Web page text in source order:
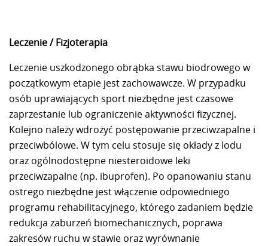
Leczenie / Fizjoterapia
Leczenie uszkodzonego obrąbka stawu biodrowego w
początkowym etapie jest zachowawcze. W przypadku
osób uprawiających sport niezbędne jest czasowe
zaprzestanie lub ograniczenie aktywności fizycznej.
Kolejno należy wdrożyć postępowanie przeciwzapalne i
przeciwbólowe. W tym celu stosuje się okłady z lodu
oraz ogólnodostępne niesteroidowe leki
przeciwzapalne (np. ibuprofen). Po opanowaniu stanu
ostrego niezbędne jest włączenie odpowiedniego
programu rehabilitacyjnego, którego zadaniem będzie
redukcja zaburzeń biomechanicznych, poprawa
zakresów ruchu w stawie oraz wyrównanie